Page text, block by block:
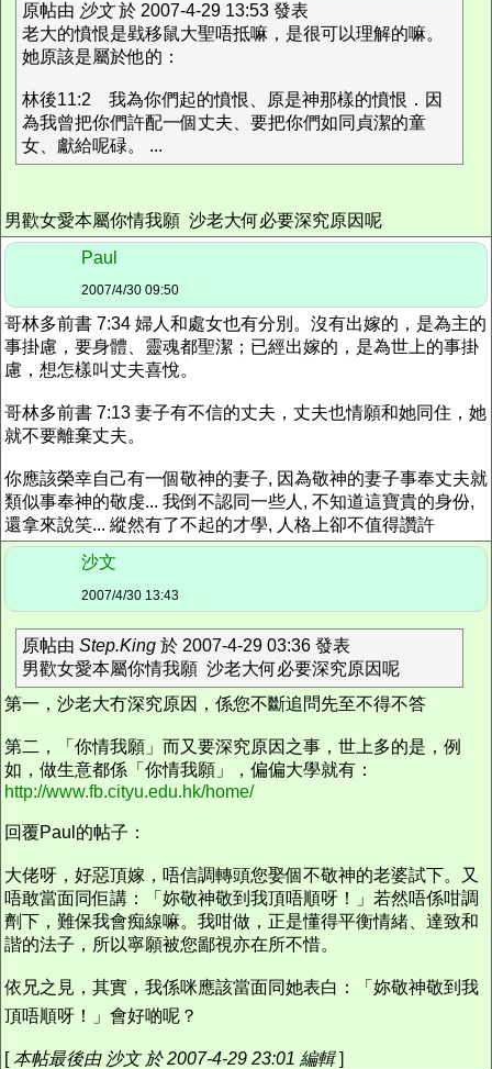
原帖由 沙文於 2007-4-29 13:53 發表
老大的憤恨是戥移鼠大聖唔抵嘛，是很可以理解的嘛。
她原該是屬於他的：
林後11:2 我為你們起的憤恨、原是神那樣的憤恨．因
為我曾把你們許配一個丈夫、要把你們如同貞潔的童
女、獻給呢碌。 ...
男歡女愛本屬你情我願 沙老大何必要深究原因呢
Paul
2007/4/30 09:50
哥林多前書 7:34 婦人和處女也有分別。沒有出嫁的，是為主的
事掛慮，要身體、靈魂都聖潔；已經出嫁的，是為世上的事掛
慮，想怎樣叫丈夫喜悅。
哥林多前書 7:13 妻子有不信的丈夫，丈夫也情願和她同住，她
就不要離棄丈夫。
你應該榮幸自己有一個敬神的妻子, 因為敬神的妻子事奉丈夫就
類似事奉神的敬虔... 我倒不認同一些人, 不知道這寶貴的身份,
還拿來說笑... 縱然有了不起的才學, 人格上卻不值得讚許
沙文
2007/4/30 13:43
原帖由 Step.King 於 2007-4-29 03:36 發表
男歡女愛本屬你情我願 沙老大何必要深究原因呢
第一，沙老大冇深究原因，係您不斷追問先至不得不答
第二，「你情我願」而又要深究原因之事，世上多的是，例
如，做生意都係「你情我願」，偏偏大學就有：
http://www.fb.cityu.edu.hk/home/
回覆Paul的帖子：
大佬呀，好惡頂嫁，唔信調轉頭您娶個不敬神的老婆試下。又
唔敢當面同佢講：「妳敬神敬到我頂唔順呀！」若然唔係咁調
劑下，難保我會痴線嘛。我咁做，正是懂得平衡情緒、達致和
諧的法子，所以寧願被您鄙視亦在所不惜。
依兄之見，其實，我係咪應該當面同她表白：「妳敬神敬到我
頂唔順呀！」會好啲呢？
[本帖最後由 沙文 於 2007-4-29 23:01 編輯]